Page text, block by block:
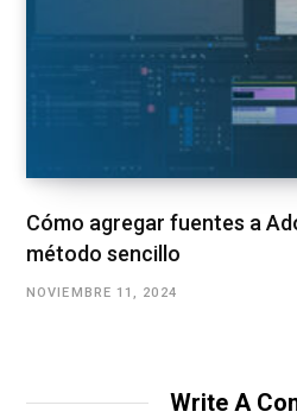
Cómo agregar fuentes a
método sencillo
NOVIEMBRE 11, 2024
Write A